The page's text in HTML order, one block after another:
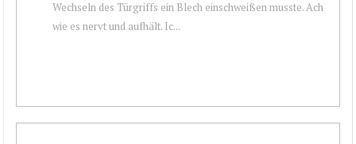
Wechseln des Türgriffs ein Blech einschweißen musste. Ach
wie es nervt und aufhält. Ic...